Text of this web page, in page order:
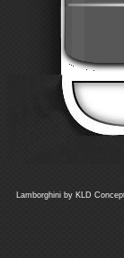
Lamborghini by KLD